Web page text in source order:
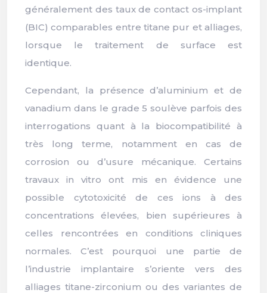
généralement des taux de contact os-implant
(BIC) comparables entre titane pur et alliages,
lorsque le traitement de surface est
identique.
Cependant, la présence d’aluminium et de
vanadium dans le grade 5 soulève parfois des
interrogations quant à la biocompatibilité à
très long terme, notamment en cas de
corrosion ou d’usure mécanique. Certains
travaux in vitro ont mis en évidence une
possible cytotoxicité de ces ions à des
concentrations élevées, bien supérieures à
celles rencontrées en conditions cliniques
normales. C’est pourquoi une partie de
l’industrie implantaire s’oriente vers des
alliages titane-zirconium ou des variantes de